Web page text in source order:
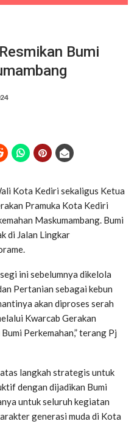
Bumi
Kota Kediri sekaligus Ketua
Pramuka Kota Kediri
Maskumambang. Bumi
di Jalan Lingkar
ini sebelumnya dikelola
Pertanian sebagai kebun
akan diproses serah
Kwarcab Gerakan
Perkemahan,” terang Pj
langkah strategis untuk
dengan dijadikan Bumi
untuk seluruh kegiatan
generasi muda di Kota